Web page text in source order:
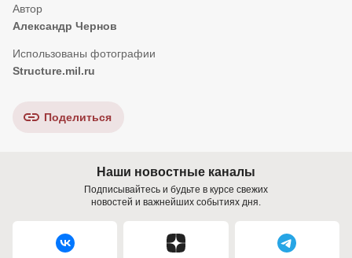
Александр Чернов
Structure.mil.ru
Поделиться
Наши новостные каналы
Подписывайтесь и будьте в курсе свежих
новостей и важнейших событиях дня.